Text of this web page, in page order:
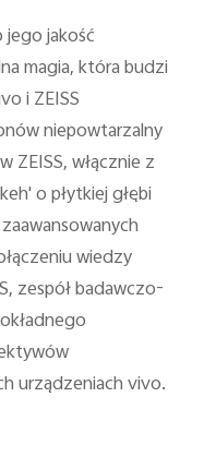
jakość
magia, która budzi
i ZEISS
niepowtarzalny
ZEISS, włącznie z
o płytkiej głębi
wiedzy
zespół badawczo-
urządzeniach vivo.